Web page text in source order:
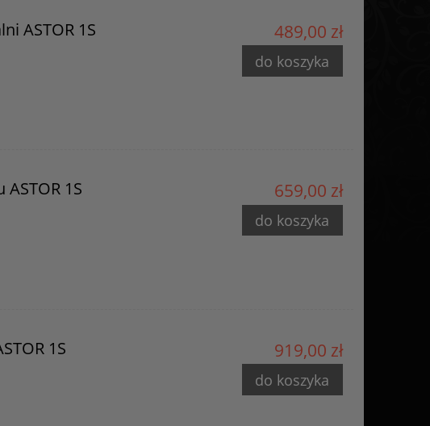
ASTOR 1S 489,00 zł
do koszyka
1S 659,00 zł
do koszyka
1S 919,00 zł
do koszyka